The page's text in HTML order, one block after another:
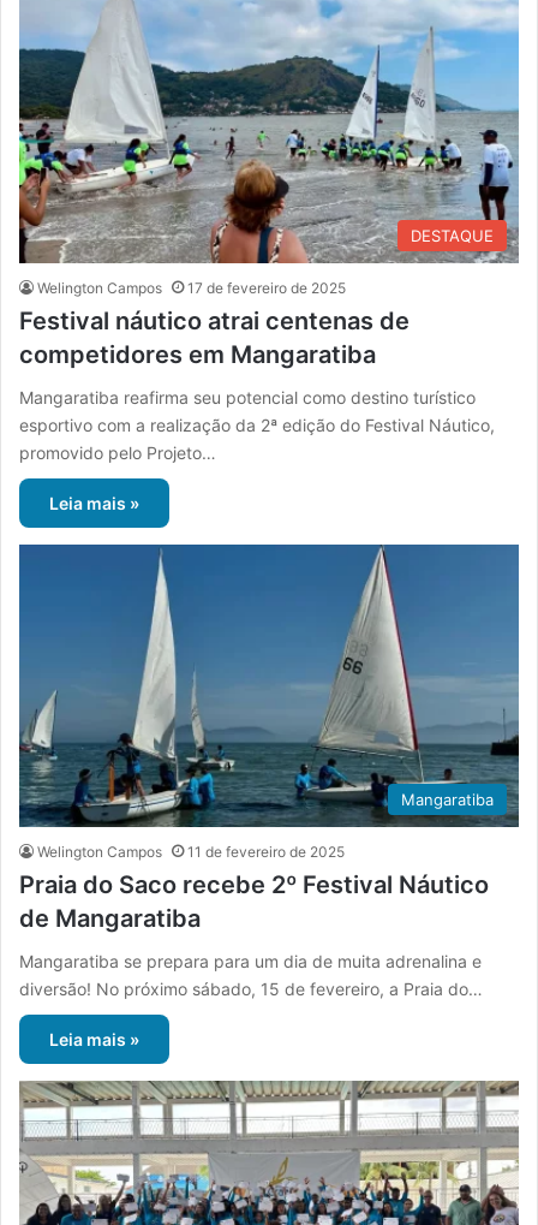
DESTAQUE
Welington Campos 17 de fevereiro de 2025
Festival náutico atrai centenas de
competidores em Mangaratiba
Mangaratiba reafirma seu potencial como destino turístico
esportivo com a realização da 2ª edição do Festival Náutico,
promovido pelo Projeto…
Leia mais »
Mangaratiba
Welington Campos 11 de fevereiro de 2025
Praia do Saco recebe 2º Festival Náutico
de Mangaratiba
Mangaratiba se prepara para um dia de muita adrenalina e
diversão! No próximo sábado, 15 de fevereiro, a Praia do…
Leia mais »